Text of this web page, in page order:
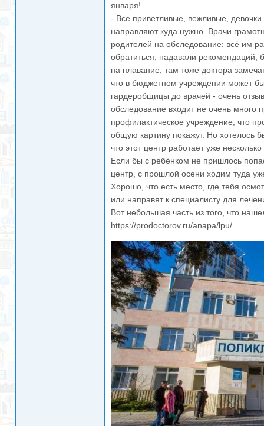
января!
- Все приветливые, вежливые,
направляют куда нужно. Врачи
родителей на обследование: всё им
обратиться, надавали
на плавание, там тоже доктора
что в бюджетном учреждении может
гардеробщицы до врачей - очень
обследование входит не очень много
профилактическое учреждение, что
общую картину покажут. Но
что этот центр работает уже
Если бы с ребёнком не пришлось
центр, с прошлой осени ходим туда
Хорошо, что есть место, где тебя
или направят к специалисту для
Вот небольшая часть из того, что
https://prodoctorov.ru/anapa/lpu/